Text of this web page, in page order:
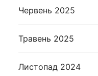
Червень 2025
Травень 2025
Листопад 2024